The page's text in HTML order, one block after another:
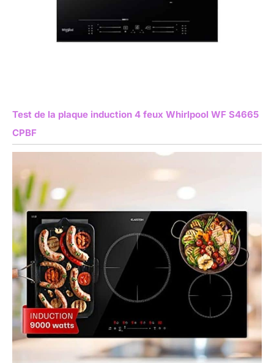
Test de la plaque induction 4 feux Whirlpool WF S4665
CPBF